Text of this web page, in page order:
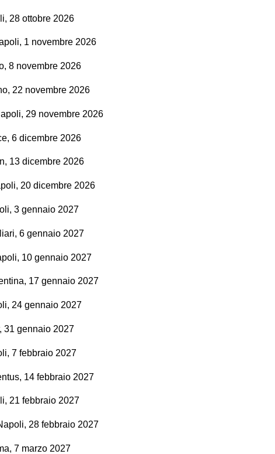
28 ottobre 2026
1 novembre 2026
8 novembre 2026
22 novembre 2026
29 novembre 2026
6 dicembre 2026
13 dicembre 2026
20 dicembre 2026
3 gennaio 2027
6 gennaio 2027
10 gennaio 2027
17 gennaio 2027
24 gennaio 2027
31 gennaio 2027
7 febbraio 2027
14 febbraio 2027
21 febbraio 2027
28 febbraio 2027
7 marzo 2027